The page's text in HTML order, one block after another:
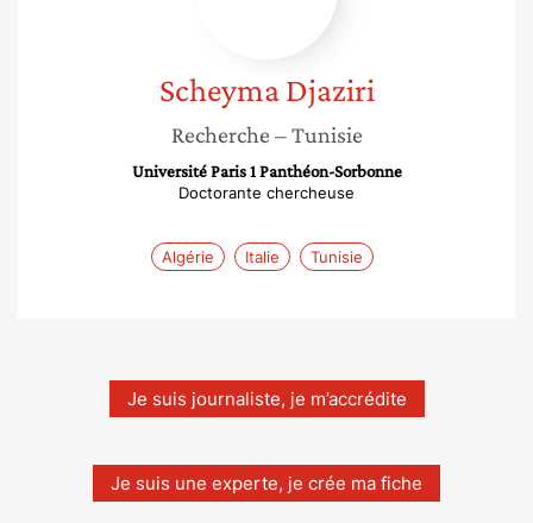
Scheyma Djaziri
Recherche – Tunisie
Université Paris 1 Panthéon-Sorbonne
Doctorante chercheuse
Algérie Italie Tunisie
Je suis journaliste, je m’accrédite
Je suis une experte, je crée ma fiche